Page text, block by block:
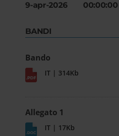
9-apr-2026 00:00:00
BANDI
Bando
IT | 314Kb
Allegato 1
IT | 17Kb